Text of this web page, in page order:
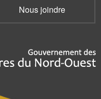
Nous joindre